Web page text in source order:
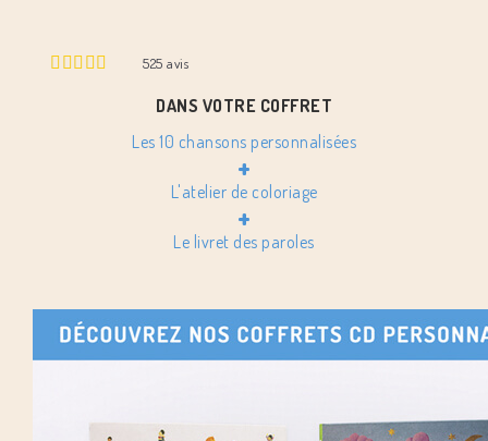
525avis
DANS VOTRE COFFRET
Les 10 chansons personnalisées
+
L'atelier de coloriage
+
Le livret des paroles